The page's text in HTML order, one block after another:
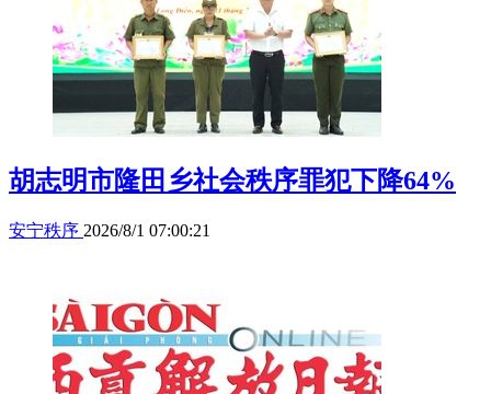
胡志明市隆田乡社会秩序罪犯下降64%
安宁秩序 2026/8/1 07:00:21